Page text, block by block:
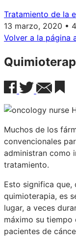
Tratamiento de la
13 marzo, 2020 •
Volver a la página
Muchos de los
convencionales
administran como
tratamiento.
Esto significa que,
quimioterapia, es
lugar, a veces
máximo su tiempo
pacientes de